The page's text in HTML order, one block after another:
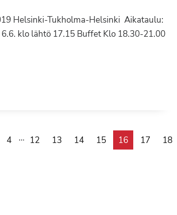
Helsinki-Tukholma-Helsinki Aikataulu:
klo lähtö 17.15 Buffet Klo 18.30-21.00
4 … 12 13 14 15 16 17 18